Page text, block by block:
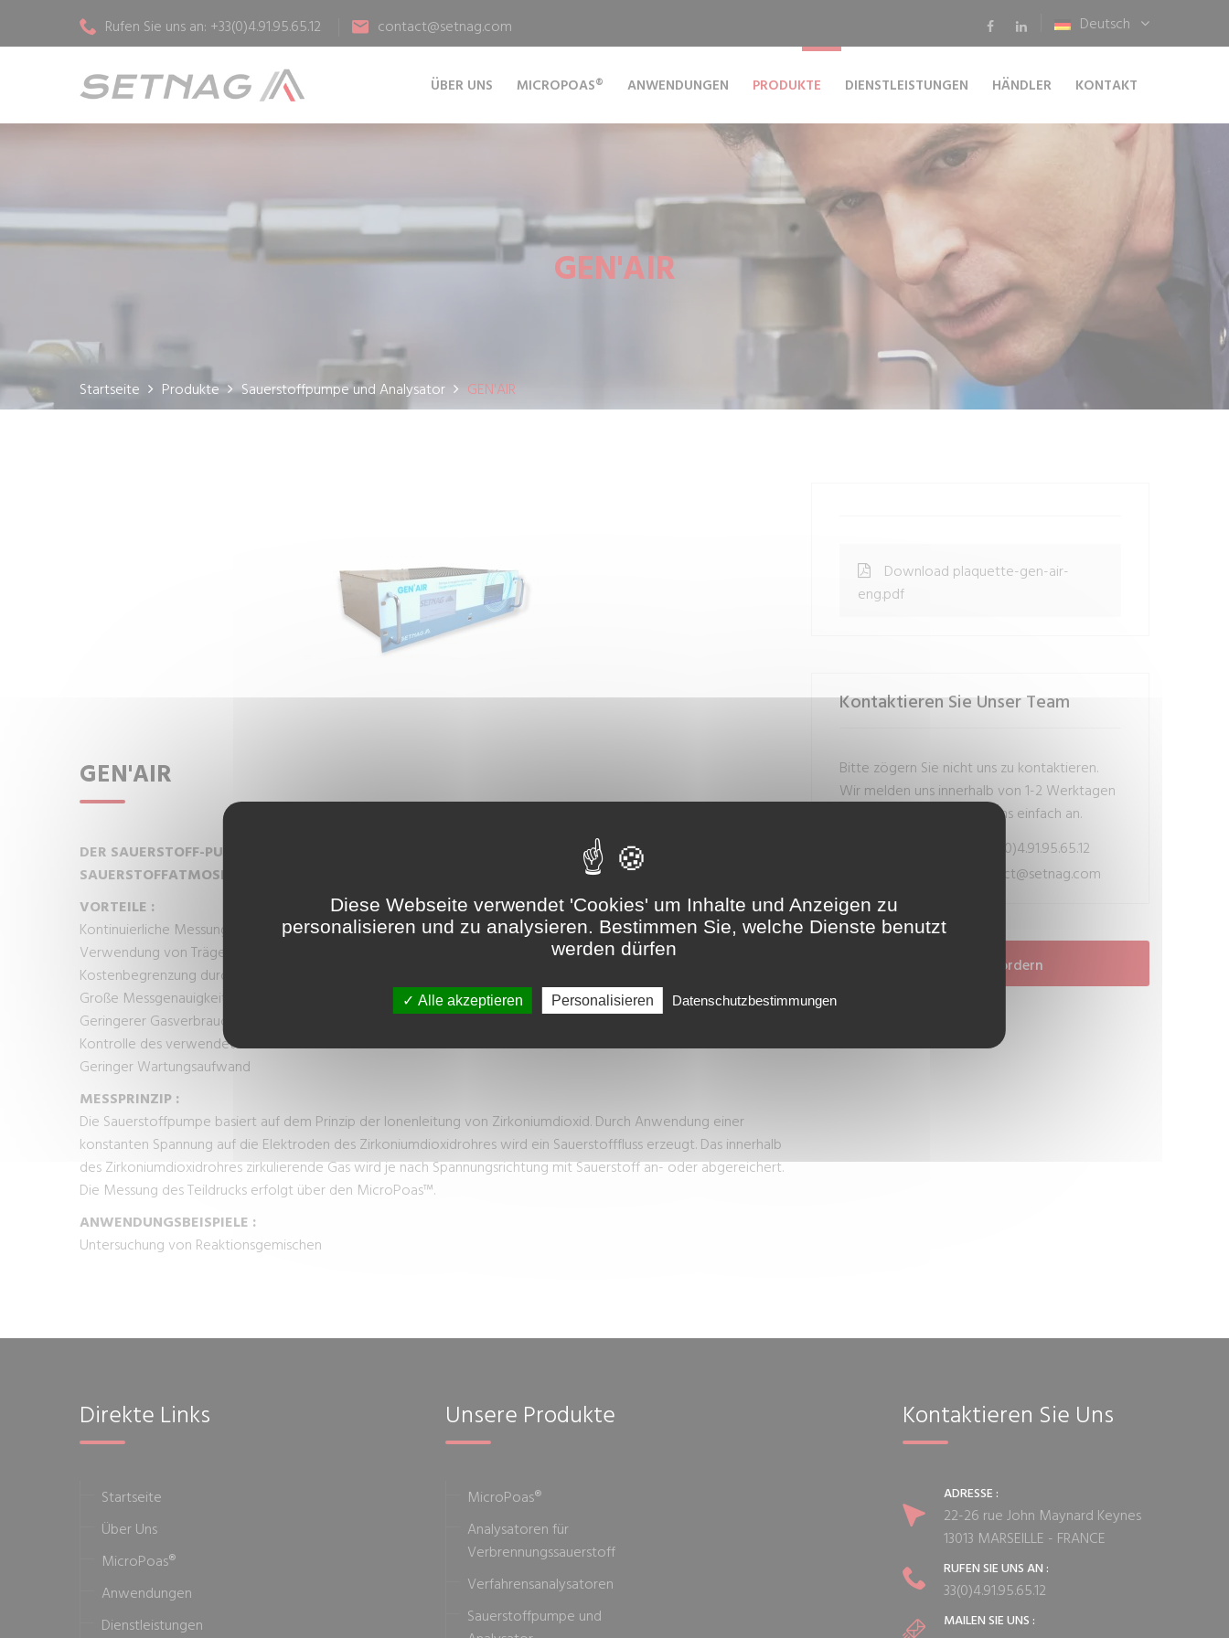
Rufen Sie uns an: +33(0)4.91.95.65.12 contact@setnag.com Deutsch
ÜBER UNS MICROPOAS® ANWENDUNGEN PRODUKTE DIENSTLEISTUNGEN HÄNDLER KONTAKT
GEN'AIR
Startseite Produkte Sauerstoffpumpe und Analysator GEN'AIR
GEN'AIR
DER SAUERSTOFF-PUMPE / ANALYSATOR IST FÜR DIE ERZEUGUNG UND PRÜFUNG VON
SAUERSTOFFATMOSPHÄREN KONZIPIERT.
VORTEILE :
Kontinuierliche Messung der Atmosphäre zwischen 10-35 und 0,25 atm
Verwendung von Trägergasen unterschiedlicher Form und Konzentration
Kostenbegrenzung durch Verwendung eines einzigen Gases
Große Messgenauigkeit: Verwendung des MicroPoas®
Geringerer Gasverbrauch: Durchsatz von 1 bis 13 l/h
Kontrolle des verwendeten Drucks und Stroms
Geringer Wartungsaufwand
MESSPRINZIP :
Die Sauerstoffpumpe basiert auf dem Prinzip der Ionenleitung von Zirkoniumdioxid. Durch Anwendung einer
konstanten Spannung auf die Elektroden des Zirkoniumdioxidrohres wird ein Sauerstofffluss erzeugt. Das innerhalb
des Zirkoniumdioxidrohres zirkulierende Gas wird je nach Spannungsrichtung mit Sauerstoff an- oder abgereichert.
Die Messung des Teildrucks erfolgt über den MicroPoas™.
ANWENDUNGSBEISPIELE :
Untersuchung von Reaktionsgemischen
Download plaquette-gen-air-
eng.pdf
Kontaktieren Sie Unser Team
Bitte zögern Sie nicht uns zu kontaktieren.
Wir melden uns innerhalb von 1-2 Werktagen
bei Ihnen. Oder rufen Sie uns einfach an.
+33(0)4.91.95.65.12
contact@setnag.com
Angebot anfordern
Direkte Links
Startseite
Über Uns
MicroPoas®
Anwendungen
Dienstleistungen
Unsere Produkte
MicroPoas®
Analysatoren für
Verbrennungssauerstoff
Verfahrensanalysatoren
Sauerstoffpumpe und
Kontaktieren Sie Uns
ADRESSE :
22-26 rue John Maynard Keynes
13013 MARSEILLE - FRANCE
RUFEN SIE UNS AN :
33(0)4.91.95.65.12
MAILEN SIE UNS :
Diese Webseite verwendet 'Cookies' um Inhalte und Anzeigen zu
personalisieren und zu analysieren. Bestimmen Sie, welche Dienste benutzt
werden dürfen
Alle akzeptieren Personalisieren Datenschutzbestimmungen